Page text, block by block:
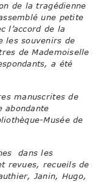
de la tragédienne
une petite
l’accord de la
les souvenirs de
de Mademoiselle
a été
manuscrites de
abondante
Musée de
dans les
revues, recueils de
Janin, Hugo,